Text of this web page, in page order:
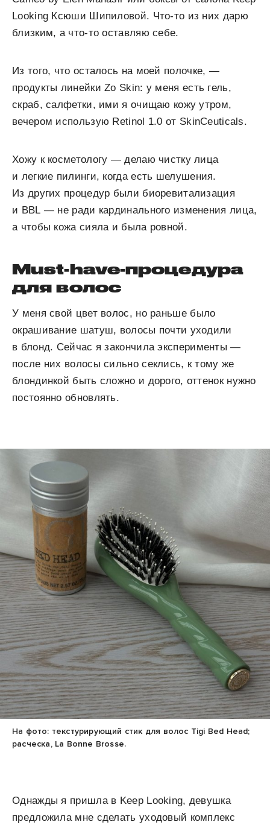
Looking Ксюши Шипиловой. Что-то из них дарю
близким, а что-то оставляю себе.
Из того, что осталось на моей полочке, —
продукты линейки Zo Skin: у меня есть гель,
скраб, салфетки, ими я очищаю кожу утром,
вечером использую Retinol 1.0 от SkinCeuticals.
Хожу к косметологу — делаю чистку лица
и легкие пилинги, когда есть шелушения.
Из других процедур были биоревитализация
и BBL — не ради кардинального изменения лица,
а чтобы кожа сияла и была ровной.
Must-have-процедура
для волос
У меня свой цвет волос, но раньше было
окрашивание шатуш, волосы почти уходили
в блонд. Сейчас я закончила эксперименты —
после них волосы сильно секлись, к тому же
блондинкой быть сложно и дорого, оттенок нужно
постоянно обновлять.
На фото: текстурирующий стик для волос Tigi Bed Head;
расческа, La Bonne Brosse.
Однажды я пришла в Keep Looking, девушка
предложила мне сделать уходовый комплекс